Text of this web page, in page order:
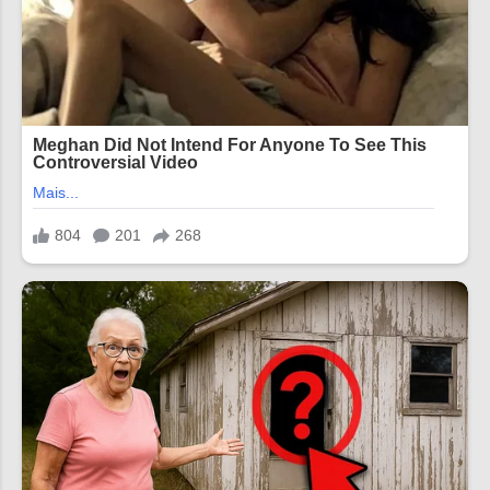
10:50 11:04 11:18 11:32 11:46
12:00 12:14 12:28 12:42 12:56
13:10 13:24 13:38 13:52 14:06
14:20 14:34 14:48 15:02 15:16
15:30 15:44 15:58 16:12 16:26
16:40 16:54 17:08 17:22 17:36
17:50 18:04 18:18 18:32 18:46